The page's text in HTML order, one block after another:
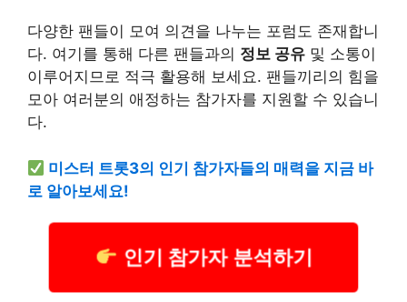
다양한 팬들이 모여 의견을 나누는 포럼도 존재합니
다. 여기를 통해 다른 팬들과의 정보 공유 및 소통이
이루어지므로 적극 활용해 보세요. 팬들끼리의 힘을
모아 여러분의 애정하는 참가자를 지원할 수 있습니
다.
미스터 트롯3의 인기 참가자들의 매력을 지금 바
로 알아보세요!
인기 참가자 분석하기